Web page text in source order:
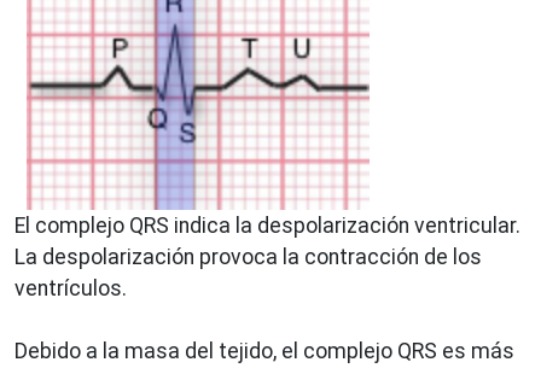
El complejo QRS indica la despolarización ventricular.
La despolarización provoca la contracción de los
ventrículos.
Debido a la masa del tejido, el complejo QRS es más